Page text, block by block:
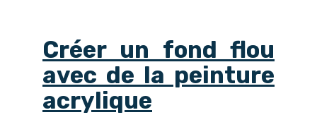
Créer un fond flou
avec de la peinture
acrylique